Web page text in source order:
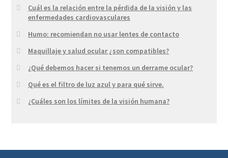
Cuál es la relación entre la pérdida de la visión y las
enfermedades cardiovasculares
Humo: recomiendan no usar lentes de contacto
Maquillaje y salud ocular ¿son compatibles?
¿Qué debemos hacer si tenemos un derrame ocular?
Qué es el filtro de luz azul y para qué sirve.
¿Cuáles son los límites de la visión humana?